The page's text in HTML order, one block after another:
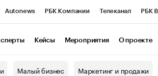
Autonews РБК Компании Телеканал РБК
Кейсы Мероприятия О проекте
Малый бизнес Маркетинг и продажи